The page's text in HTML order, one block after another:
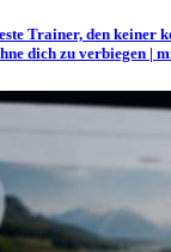
Trainer, den keiner
dich zu verbiegen |